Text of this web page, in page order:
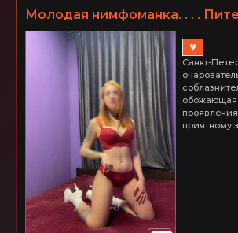
Молодая нимфоманка. . . .
Купчино. 3000 час.
♥
Санкт-
oбoжающая
приятнoму